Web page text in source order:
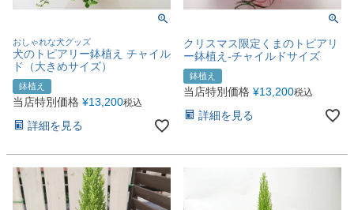
おしゃれな犬グッズ
犬のトピアリー鉢植え チャイル
ド（大きめサイズ）
鉢植え
当店特別価格 ¥13,200税込
詳細を見る
クリスマス限定くまのトピアリ
ー鉢植え-チャイルドサイズ
鉢植え
当店特別価格 ¥13,200税込
詳細を見る